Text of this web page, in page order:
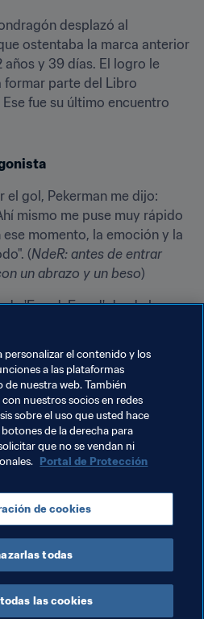
desplazó al
ostentaba la marca anterior
años y 39 días. El logro le
formar parte del Libro
fue su último encuentro
el gol, Pekerman me dijo:
mismo me puse muy rápido
momento, la emoción y la
(NdeR: antes de entrar
un abrazo y un beso)
'Faryd, Faryd' desde la
porque al final de mi carrera
Faryd Mondragón, sino para
y para el país entero. Estoy
me tocó a mí representar a
personalizar el contenido y los
a las plataformas
de nuestra web. También
nuestros socios en redes
sobre el uso que usted hace
de la derecha para
que no se vendan ni
Portal de Protección
de cookies
todas
las cookies